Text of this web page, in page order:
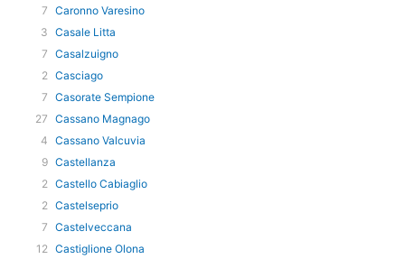
7 Caronno Varesino
3 Casale Litta
7 Casalzuigno
2 Casciago
7 Casorate Sempione
27 Cassano Magnago
4 Cassano Valcuvia
9 Castellanza
2 Castello Cabiaglio
2 Castelseprio
7 Castelveccana
12 Castiglione Olona